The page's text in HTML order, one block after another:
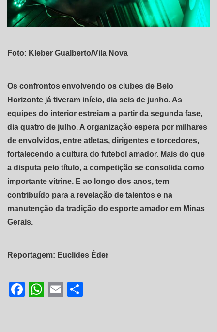
Foto: Kleber Gualberto/Vila Nova
Os confrontos envolvendo os clubes de Belo
Horizonte já tiveram início, dia seis de junho. As
equipes do interior estreiam a partir da segunda fase,
dia quatro de julho. A organização espera por milhares
de envolvidos, entre atletas, dirigentes e torcedores,
fortalecendo a cultura do futebol amador. Mais do que
a disputa pelo título, a competição se consolida como
importante vitrine. E ao longo dos anos, tem
contribuído para a revelação de talentos e na
manutenção da tradição do esporte amador em Minas
Gerais.
Reportagem: Euclides Éder
Facebook
WhatsApp
Email